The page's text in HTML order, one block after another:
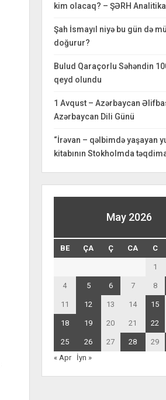
kim olacaq? – ŞƏRH Analitika
Şah İsmayıl niyə bu gün də
doğurur?
Bulud Qaraçorlu Səhəndin
qeyd olundu
1 Avqust – Azərbaycan
Azərbaycan Dili Günü
“İrəvan – qəlbimdə yaşayan
kitabının Stokholmda
May 2026
BE ÇA Ç CA C
1
4 5 6 7 8
11 12 13 14 15
18 19 20 21 22
25 26 27 28 29
« Apr
İyn »